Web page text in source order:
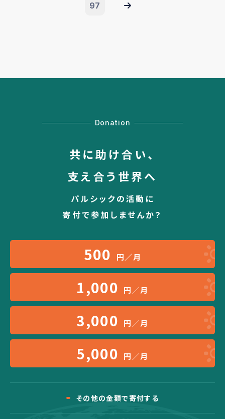
97
Donation
共に助け合い、
支え合う世界へ
パルシックの活動に
寄付で参加しませんか？
500 円／月
1,000 円／月
3,000 円／月
5,000 円／月
その他の金額で寄付する